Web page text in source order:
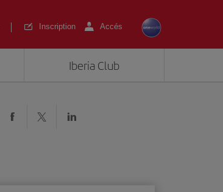
Inscription Accés
Iberia Club